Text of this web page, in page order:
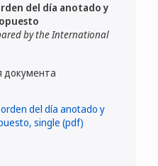
del día anotado y
by the International
документа